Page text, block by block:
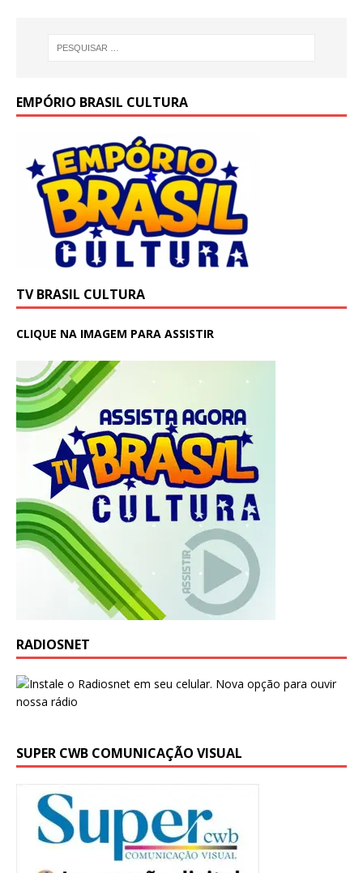
EMPÓRIO BRASIL CULTURA
TV BRASIL CULTURA
CLIQUE NA IMAGEM PARA ASSISTIR
RADIOSNET
SUPER CWB COMUNICAÇÃO VISUAL